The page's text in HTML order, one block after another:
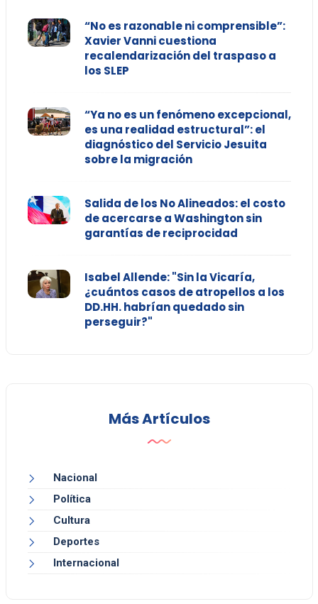
“No es razonable ni comprensible”:
Xavier Vanni cuestiona
recalendarización del traspaso a
los SLEP
“Ya no es un fenómeno excepcional,
es una realidad estructural”: el
diagnóstico del Servicio Jesuita
sobre la migración
Salida de los No Alineados: el costo
de acercarse a Washington sin
garantías de reciprocidad
Isabel Allende: "Sin la Vicaría,
¿cuántos casos de atropellos a los
DD.HH. habrían quedado sin
perseguir?"
Más Artículos
Nacional
Política
Cultura
Deportes
Internacional